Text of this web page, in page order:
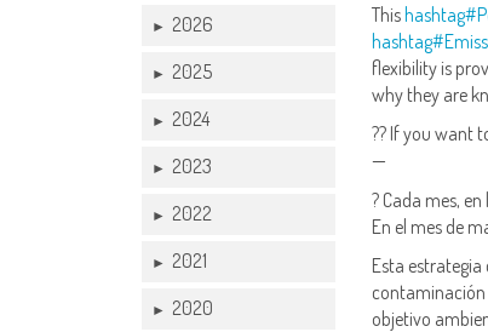
► 2026
► 2025
► 2024
► 2023
► 2022
► 2021
► 2020
Thishashtag#
hashtag#
flexibility is
why they are
?? If you want
—
? Cada mes, en
En el mes de
Esta estrategia
objetivo